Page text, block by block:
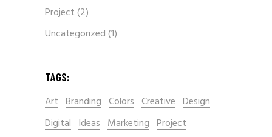
Project(2)
Uncategorized(1)
TAGS:
Art Branding Colors Creative Design
Digital Ideas Marketing Project